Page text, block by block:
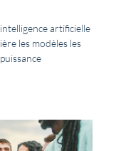
artificielle
les modèles les